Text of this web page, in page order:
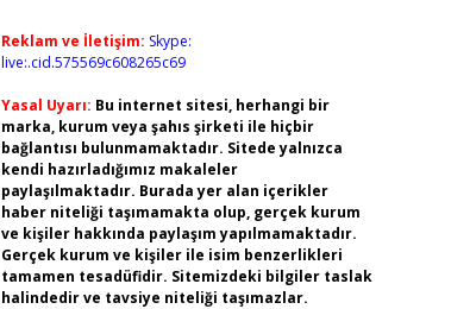
Reklam ve İletişim: Skype:
live:.cid.575569c608265c69
Yasal Uyarı: Bu internet sitesi, herhangi bir
marka, kurum veya şahıs şirketi ile hiçbir
bağlantısı bulunmamaktadır. Sitede yalnızca
kendi hazırladığımız makaleler
paylaşılmaktadır. Burada yer alan içerikler
haber niteliği taşımamakta olup, gerçek kurum
ve kişiler hakkında paylaşım yapılmamaktadır.
Gerçek kurum ve kişiler ile isim benzerlikleri
tamamen tesadüfidir. Sitemizdeki bilgiler taslak
halindedir ve tavsiye niteliği taşımazlar.